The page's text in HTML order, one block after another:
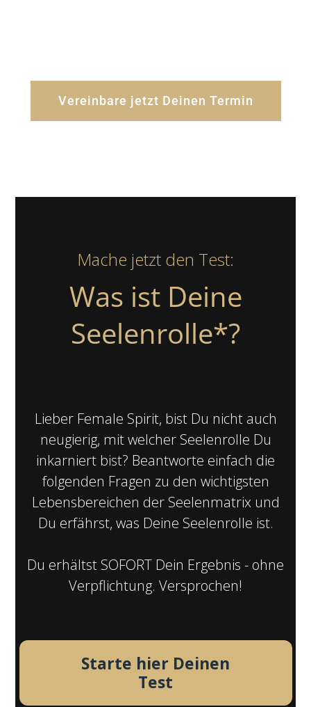
Vereinbare jetzt Deinen Termin
Mache jetzt den Test:
Was ist Deine
Seelenrolle*?
Lieber Female Spirit, bist Du nicht auch
neugierig, mit welcher Seelenrolle Du
inkarniert bist? Beantworte einfach die
folgenden Fragen zu den wichtigsten
Lebensbereichen der Seelenmatrix und
Du erfährst, was Deine Seelenrolle ist.
Du erhältst SOFORT Dein Ergebnis - ohne
Verpflichtung. Versprochen!
Starte hier Deinen
Test